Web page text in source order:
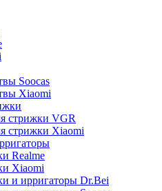
Soocas
Xiaomi
стрижки VGR
стрижки Xiaomi
Realme
Xiaomi
и ирригаторы Dr.Bei